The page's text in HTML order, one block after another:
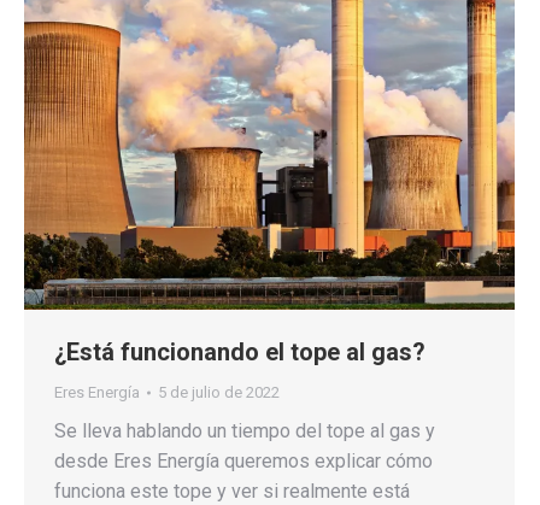
¿Está funcionando el tope al gas?
Eres Energía 5 de julio de 2022
Se lleva hablando un tiempo del tope al gas y
desde Eres Energía queremos explicar cómo
funciona este tope y ver si realmente está